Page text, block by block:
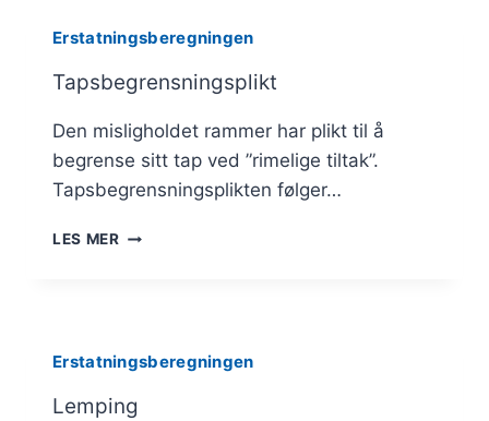
Erstatningsberegningen
Tapsbegrensningsplikt
Den misligholdet rammer har plikt til å
begrense sitt tap ved ”rimelige tiltak”.
Tapsbegrensningsplikten følger…
LES MERTAPSBEGRENSNINGSPLIKT
Erstatningsberegningen
Lemping